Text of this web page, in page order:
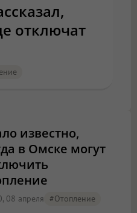
отключат
известно,
в Омске могут
08 апреля #отопление